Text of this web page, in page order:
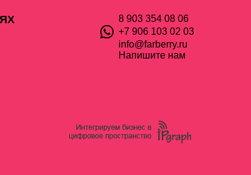
8 903 354 08 06
+7 906 103 02 03
info@farberry.ru
Напишите нам